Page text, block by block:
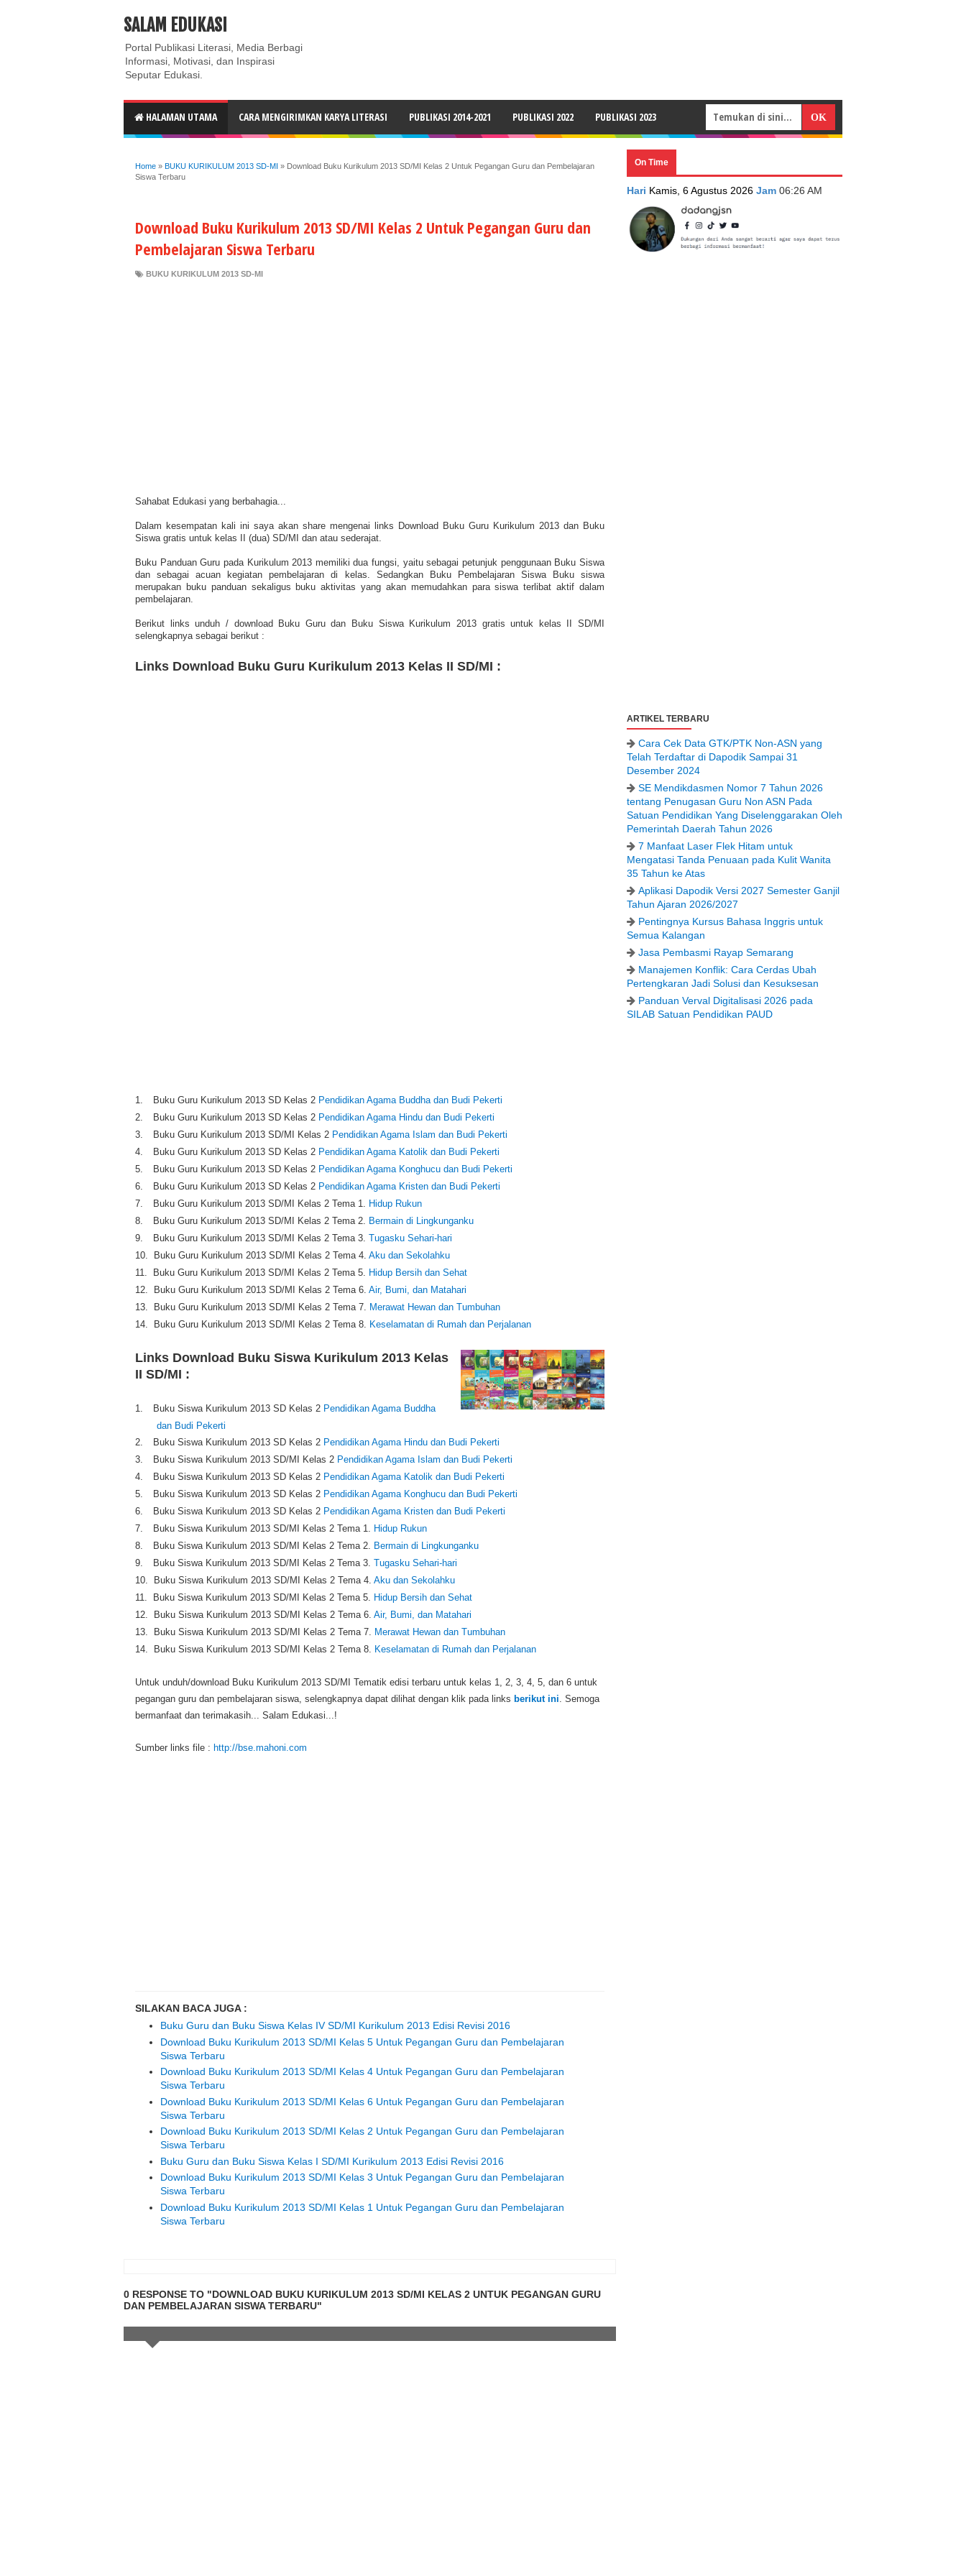
ABOUT CONTACT US
SALAM EDUKASI
Portal Publikasi Literasi, Media Berbagi
Informasi, Motivasi, dan Inspirasi
Seputar Edukasi.
HALAMAN UTAMA CARA MENGIRIMKAN KARYA LITERASI PUBLIKASI 2014-2021 PUBLIKASI 2022 PUBLIKASI 2023
Home » BUKU KURIKULUM 2013 SD-MI » Download Buku Kurikulum 2013 SD/MI Kelas 2 Untuk Pegangan Guru dan Pembelajaran
Siswa Terbaru
Download Buku Kurikulum 2013 SD/MI Kelas 2 Untuk Pegangan Guru dan
Pembelajaran Siswa Terbaru
BUKU KURIKULUM 2013 SD-MI
Sahabat Edukasi yang berbahagia...
Dalam kesempatan kali ini saya akan share mengenai links Download Buku Guru Kurikulum 2013 dan Buku
Siswa gratis untuk kelas II (dua) SD/MI dan atau sederajat.
Buku Panduan Guru pada Kurikulum 2013 memiliki dua fungsi, yaitu sebagai petunjuk penggunaan Buku Siswa
dan sebagai acuan kegiatan pembelajaran di kelas. Sedangkan Buku Pembelajaran Siswa Buku siswa
merupakan buku panduan sekaligus buku aktivitas yang akan memudahkan para siswa terlibat aktif dalam
pembelajaran.
Berikut links unduh / download Buku Guru dan Buku Siswa Kurikulum 2013 gratis untuk kelas II SD/MI
selengkapnya sebagai berikut :
Links Download Buku Guru Kurikulum 2013 Kelas II SD/MI :
1. Buku Guru Kurikulum 2013 SD Kelas 2 Pendidikan Agama Buddha dan Budi Pekerti
2.
Buku Guru Kurikulum 2013 SD Kelas 2 Pendidikan Agama Hindu dan Budi Pekerti
3.
Buku Guru Kurikulum 2013 SD/MI Kelas 2 Pendidikan Agama Islam dan Budi Pekerti
4.
Buku Guru Kurikulum 2013 SD Kelas 2 Pendidikan Agama Katolik dan Budi Pekerti
5.
Buku Guru Kurikulum 2013 SD Kelas 2 Pendidikan Agama Konghucu dan Budi Pekerti
6.
Buku Guru Kurikulum 2013 SD Kelas 2 Pendidikan Agama Kristen dan Budi Pekerti
7.
Buku Guru Kurikulum 2013 SD/MI Kelas 2 Tema 1. Hidup Rukun
8.
Buku Guru Kurikulum 2013 SD/MI Kelas 2 Tema 2. Bermain di Lingkunganku
9.
Buku Guru Kurikulum 2013 SD/MI Kelas 2 Tema 3. Tugasku Sehari-hari
10.
Buku Guru Kurikulum 2013 SD/MI Kelas 2 Tema 4. Aku dan Sekolahku
11.
Buku Guru Kurikulum 2013 SD/MI Kelas 2 Tema 5. Hidup Bersih dan Sehat
12.
Buku Guru Kurikulum 2013 SD/MI Kelas 2 Tema 6. Air, Bumi, dan Matahari
13.
Buku Guru Kurikulum 2013 SD/MI Kelas 2 Tema 7. Merawat Hewan dan Tumbuhan
14.
Buku Guru Kurikulum 2013 SD/MI Kelas 2 Tema 8. Keselamatan di Rumah dan Perjalanan
Links Download Buku Siswa Kurikulum 2013 Kelas
II SD/MI :
1. Buku Siswa Kurikulum 2013 SD Kelas 2 Pendidikan Agama Buddha
dan Budi Pekerti
2.
Buku Siswa Kurikulum 2013 SD Kelas 2 Pendidikan Agama Hindu dan Budi Pekerti
3.
Buku Siswa Kurikulum 2013 SD/MI Kelas 2 Pendidikan Agama Islam dan Budi Pekerti
4.
Buku Siswa Kurikulum 2013 SD Kelas 2 Pendidikan Agama Katolik dan Budi Pekerti
5.
Buku Siswa Kurikulum 2013 SD Kelas 2 Pendidikan Agama Konghucu dan Budi Pekerti
6.
Buku Siswa Kurikulum 2013 SD Kelas 2 Pendidikan Agama Kristen dan Budi Pekerti
7.
Buku Siswa Kurikulum 2013 SD/MI Kelas 2 Tema 1. Hidup Rukun
8.
Buku Siswa Kurikulum 2013 SD/MI Kelas 2 Tema 2. Bermain di Lingkunganku
9.
Buku Siswa Kurikulum 2013 SD/MI Kelas 2 Tema 3. Tugasku Sehari-hari
10.
Buku Siswa Kurikulum 2013 SD/MI Kelas 2 Tema 4. Aku dan Sekolahku
11.
Buku Siswa Kurikulum 2013 SD/MI Kelas 2 Tema 5. Hidup Bersih dan Sehat
12.
Buku Siswa Kurikulum 2013 SD/MI Kelas 2 Tema 6. Air, Bumi, dan Matahari
13.
Buku Siswa Kurikulum 2013 SD/MI Kelas 2 Tema 7. Merawat Hewan dan Tumbuhan
14.
Buku Siswa Kurikulum 2013 SD/MI Kelas 2 Tema 8. Keselamatan di Rumah dan Perjalanan
Untuk unduh/download Buku Kurikulum 2013 SD/MI Tematik edisi terbaru untuk kelas 1, 2, 3, 4, 5, dan 6 untuk
pegangan guru dan pembelajaran siswa, selengkapnya dapat dilihat dengan klik pada links berikut ini. Semoga
bermanfaat dan terimakasih... Salam Edukasi...!
Sumber links file : http://bse.mahoni.com
SILAKAN BACA JUGA :
Buku Guru dan Buku Siswa Kelas IV SD/MI Kurikulum 2013 Edisi Revisi 2016
Download Buku Kurikulum 2013 SD/MI Kelas 5 Untuk Pegangan Guru dan Pembelajaran
Siswa Terbaru
Download Buku Kurikulum 2013 SD/MI Kelas 4 Untuk Pegangan Guru dan Pembelajaran
Siswa Terbaru
Download Buku Kurikulum 2013 SD/MI Kelas 6 Untuk Pegangan Guru dan Pembelajaran
Siswa Terbaru
Download Buku Kurikulum 2013 SD/MI Kelas 2 Untuk Pegangan Guru dan Pembelajaran
Siswa Terbaru
Buku Guru dan Buku Siswa Kelas I SD/MI Kurikulum 2013 Edisi Revisi 2016
Download Buku Kurikulum 2013 SD/MI Kelas 3 Untuk Pegangan Guru dan Pembelajaran
Siswa Terbaru
Download Buku Kurikulum 2013 SD/MI Kelas 1 Untuk Pegangan Guru dan Pembelajaran
Siswa Terbaru
0 RESPONSE TO "DOWNLOAD BUKU KURIKULUM 2013 SD/MI KELAS 2 UNTUK PEGANGAN GURU
DAN PEMBELAJARAN SISWA TERBARU"
On Time
Hari Kamis, 6 Agustus 2026 Jam 06:26 AM
ARTIKEL TERBARU
Cara Cek Data GTK/PTK Non-ASN yang
Telah Terdaftar di Dapodik Sampai 31
Desember 2024
SE Mendikdasmen Nomor 7 Tahun 2026
tentang Penugasan Guru Non ASN Pada
Satuan Pendidikan Yang Diselenggarakan Oleh
Pemerintah Daerah Tahun 2026
7 Manfaat Laser Flek Hitam untuk
Mengatasi Tanda Penuaan pada Kulit Wanita
35 Tahun ke Atas
Aplikasi Dapodik Versi 2027 Semester Ganjil
Tahun Ajaran 2026/2027
Pentingnya Kursus Bahasa Inggris untuk
Semua Kalangan
Jasa Pembasmi Rayap Semarang
Manajemen Konflik: Cara Cerdas Ubah
Pertengkaran Jadi Solusi dan Kesuksesan
Panduan Verval Digitalisasi 2026 pada
SILAB Satuan Pendidikan PAUD